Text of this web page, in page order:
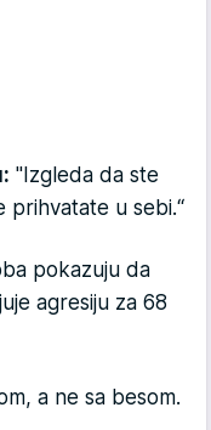
"Izgleda da ste
prihvatate u sebi.“
pokazuju da
agresiju za 68
a ne sa besom.